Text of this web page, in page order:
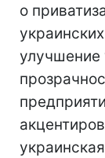
о
улучшение